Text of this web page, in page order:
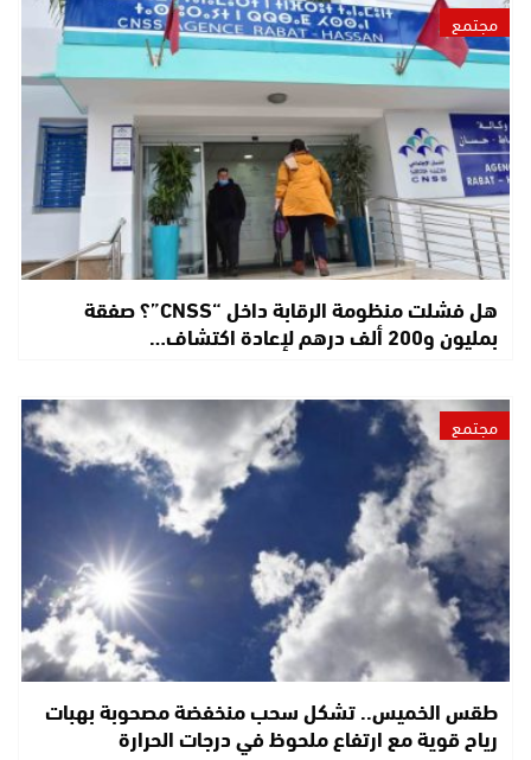
مجتمع
هل فشلت منظومة الرقابة داخل “CNSS”؟ صفقة
بمليون و200 ألف درهم لإعادة اكتشاف…
مجتمع
طقس الخميس.. تشكل سحب منخفضة مصحوبة بهبات
رياح قوية مع ارتفاع ملحوظ في درجات الحرارة